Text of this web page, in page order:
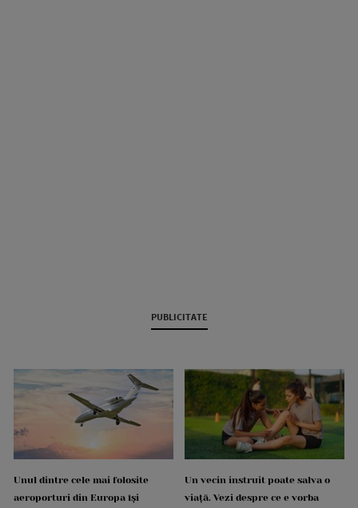
PUBLICITATE
Unul dintre cele mai folosite
aeroporturi din Europa își
Un vecin instruit poate salva o
viață. Vezi despre ce e vorba